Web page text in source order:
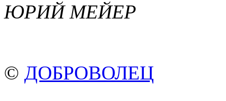
ЮРИЙ МЕЙЕР
© ДОБРОВОЛЕЦ